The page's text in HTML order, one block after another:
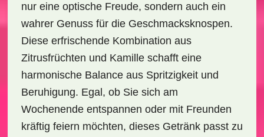
nur eine optische Freude, sondern auch ein
wahrer Genuss für die Geschmacksknospen.
Diese erfrischende Kombination aus
Zitrusfrüchten und Kamilleschafft eine
harmonische Balance aus Spritzigkeitund
Beruhigung. Egal, ob Sie sich am
Wochenende entspannen oder mit Freunden
kräftig feiern möchten, dieses Getränk passt zu